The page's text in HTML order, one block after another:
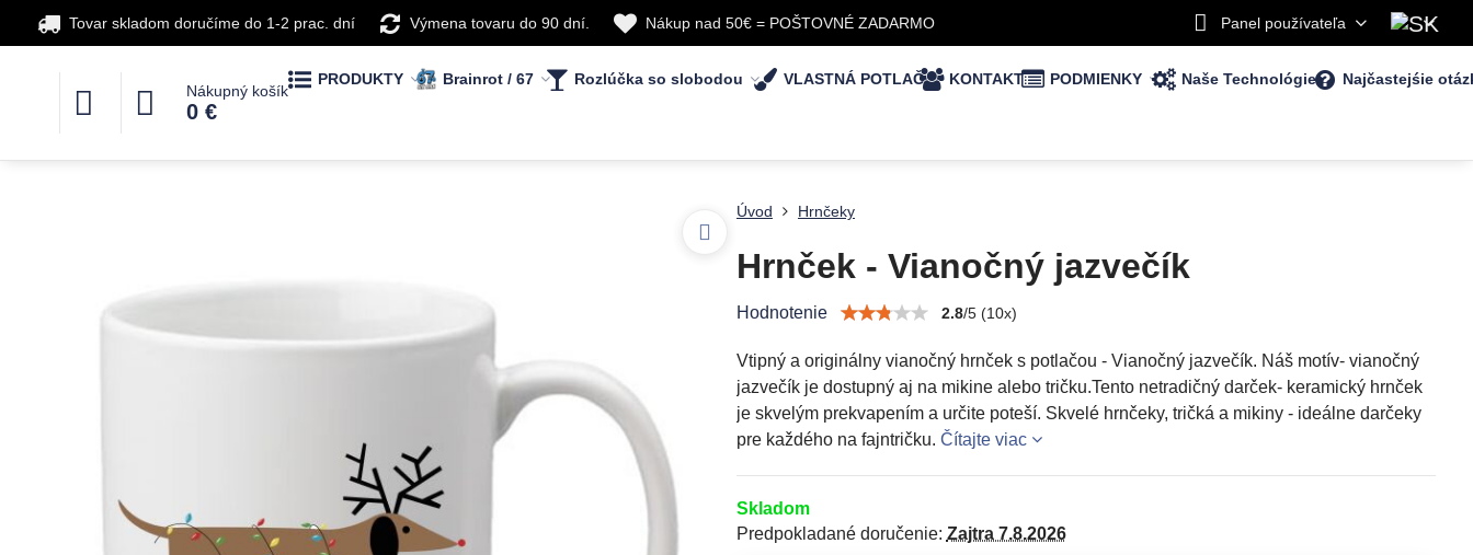
Tovar skladom doručíme do 1-2 prac. dní Výmena tovaru do 90 dní. Nákup nad 50€ = POŠTOVNÉ ZADARMO Panel používateľa
Nákupný košík
0 €
PRODUKTY Brainrot / 67 Rozlúčka so slobodou VLASTNÁ POTLAČ KONTAKT PODMIENKY Naše Technológie Najčastejśie
Úvod Hrnčeky
Hrnček - Vianočný jazvečík
Hodnotenie 2.8/5(10x)
Vtipný a originálny vianočný hrnček s potlačou - Vianočný jazvečík. Náš motív- vianočný
jazvečík je dostupný aj na mikine alebo tričku.Tento netradičný darček- keramický hrnček
je skvelým prekvapením a určite poteší. Skvelé hrnčeky, tričká a mikiny - ideálne darčeky
pre každého na fajntričku. Čítajte viac
Skladom
Predpokladané doručenie: Zajtra7.8.2026